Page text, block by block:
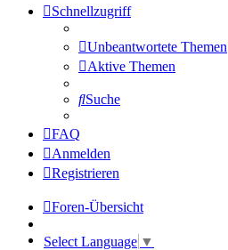
Schnellzugriff
Unbeantwortete Themen
Aktive Themen
Suche
FAQ
Anmelden
Registrieren
Foren-Übersicht
Select Language ▼